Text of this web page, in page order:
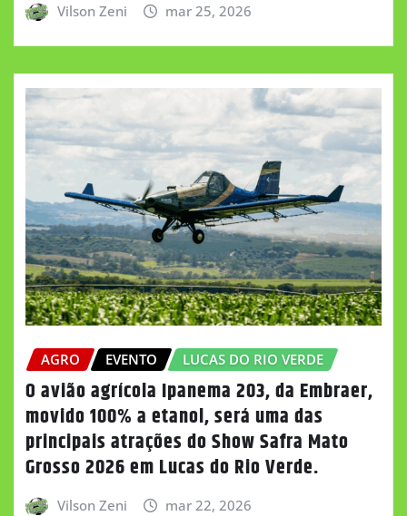
Vilson Zeni mar 25, 2026
AGRO EVENTO LUCAS DO RIO VERDE
O avião agrícola Ipanema 203, da Embraer,
movido 100% a etanol, será uma das
principais atrações do Show Safra Mato
Grosso 2026 em Lucas do Rio Verde.
Vilson Zeni mar 22, 2026